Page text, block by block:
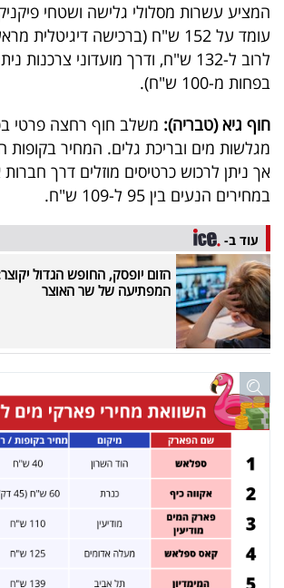
המציע עשרות מסלולי גלישה ושטחי
עומד על 152 ש"ח (ברכישה
לרוב ל-132 ש"ח, ודרך מועדוני צרכנות
בפחות מ-100 ש"ח).
חוף גיא (טבריה): משלב חוף רחצה פרטי
אך ניתן לרכוש כרטיסים מוזלים דרך חברות
במחירים הנעים בין 95 ל-109 ש"ח.
עוד ב-
הזום יופסק, החופש הגדול יקוצר:
המפתיעה של שר האוצר